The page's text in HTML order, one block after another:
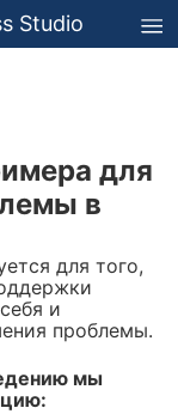
Studio
для
в
для того,
и
проблемы.
мы